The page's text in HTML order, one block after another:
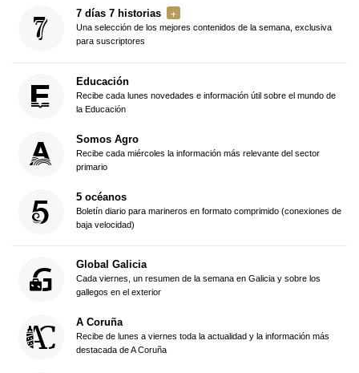
7 días 7 historias
Una selección de los mejores contenidos de la semana, exclusiva
para suscriptores
Educación
Recibe cada lunes novedades e información útil sobre el mundo de
la Educación
Somos Agro
Recibe cada miércoles la información más relevante del sector
primario
5 océanos
Boletín diario para marineros en formato comprimido (conexiones de
baja velocidad)
Global Galicia
Cada viernes, un resumen de la semana en Galicia y sobre los
gallegos en el exterior
A Coruña
Recibe de lunes a viernes toda la actualidad y la información más
destacada de A Coruña